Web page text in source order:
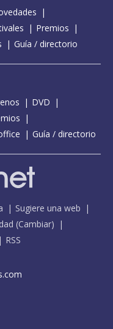
Premios
Guía / directorio
DVD
Guía / directorio
Sugiere una web
(Cambiar)
RSS